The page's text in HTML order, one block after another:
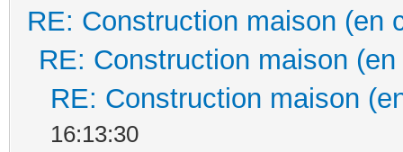
RE: Construction maison (en
RE: Construction maison
RE: Construction maison
16:13:30